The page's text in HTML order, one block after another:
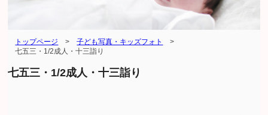
トップページ > 子ども写真・キッズフォト
>
七五三・1/2成人・十三詣り
七五三・1/2成人・十三詣り